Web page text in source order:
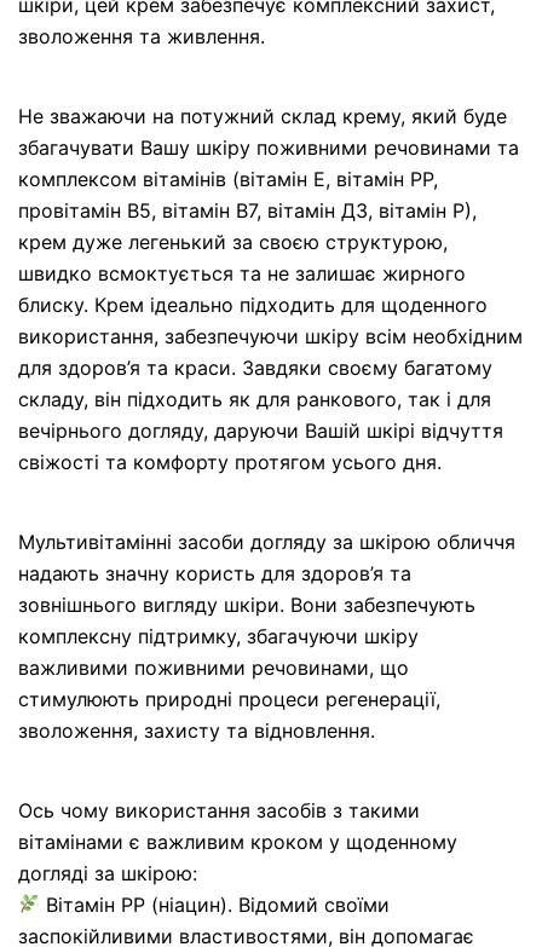
зволоження та живлення.
Не зважаючи на потужний склад крему, який буде
збагачувати Вашу шкіру поживними речовинами та
комплексом вітамінів (вітамін Е, вітамін РР,
провітамін В5, вітамін В7, вітамін Д3, вітамін Р),
крем дуже легенький за своєю структурою,
швидко всмоктується та не залишає жирного
блиску. Крем ідеально підходить для щоденного
використання, забезпечуючи шкіру всім необхідним
для здоров’я та краси. Завдяки своєму багатому
складу, він підходить як для ранкового, так і для
вечірнього догляду, даруючи Вашій шкірі відчуття
свіжості та комфорту протягом усього дня.
Мультивітамінні засоби догляду за шкірою обличчя
надають значну користь для здоров’я та
зовнішнього вигляду шкіри. Вони забезпечують
комплексну підтримку, збагачуючи шкіру
важливими поживними речовинами, що
стимулюють природні процеси регенерації,
зволоження, захисту та відновлення.
Ось чому використання засобів з такими
вітамінами є важливим кроком у щоденному
догляді за шкірою:
Вітамін РР (ніацин). Відомий своїми
заспокійливими властивостями, він допомагає